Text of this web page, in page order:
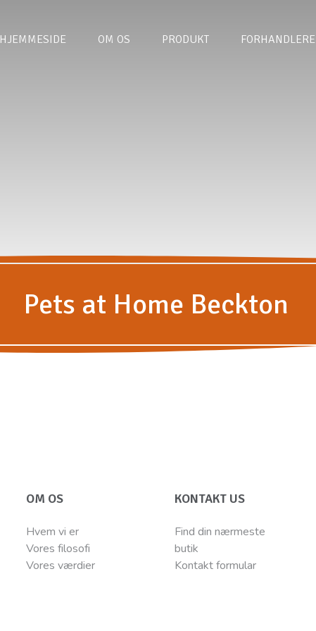
HJEMMESIDE OM OS PRODUKT FORHANDLERE
Pets at Home Beckton
OM OS
Hvem vi er
Vores filosofi
Vores værdier
KONTAKT US
Find din nærmeste
butik
Kontaktformular